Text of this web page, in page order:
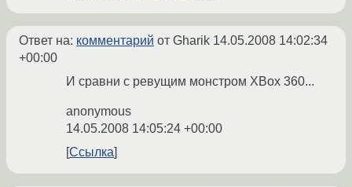
Ответ на: комментарий от Gharik 14.05.2008 14:02:34
+00:00
И сравни с ревущим монстром XBox 360...
anonymous
14.05.2008 14:05:24 +00:00
Ссылка